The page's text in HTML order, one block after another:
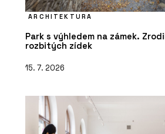
ARCHITEKTURA
Park s výhledem na zámek.
rozbitých zídek
15. 7. 2026